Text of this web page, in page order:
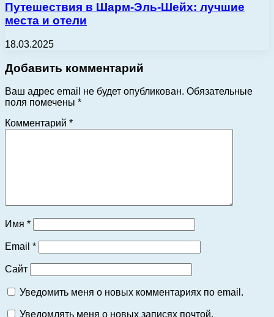
Путешествия в Шарм-Эль-Шейх: лучшие
места и отели
18.03.2025
Добавить комментарий
Ваш адрес email не будет опубликован. Обязательные
поля помечены *
Комментарий *
Имя *
Email *
Сайт
Уведомить меня о новых комментариях по email.
Уведомлять меня о новых записях почтой.